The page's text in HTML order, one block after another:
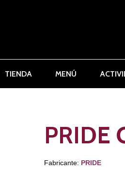
TIENDA MENÚ
PRIDE
Fabricante: PRIDE